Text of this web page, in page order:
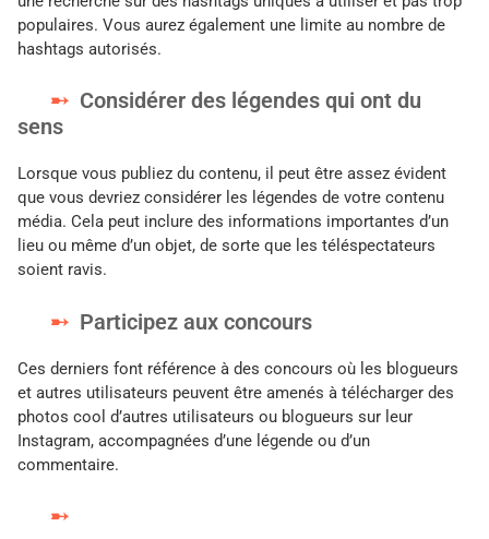
populaires. Vous aurez également une limite au nombre de
hashtags autorisés.
Considérer des légendes qui ont du
sens
Lorsque vous publiez du contenu, il peut être assez évident
que vous devriez considérer les légendes de votre contenu
média. Cela peut inclure des informations importantes d’un
lieu ou même d’un objet, de sorte que les téléspectateurs
soient ravis.
Participez aux concours
Ces derniers font référence à des concours où les blogueurs
et autres utilisateurs peuvent être amenés à télécharger des
photos cool d’autres utilisateurs ou blogueurs sur leur
Instagram, accompagnées d’une légende ou d’un
commentaire.